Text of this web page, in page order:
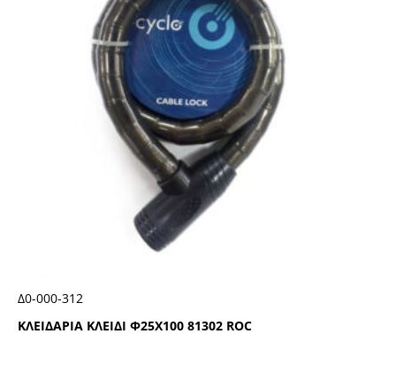
ΚΛΕΙΔΑΡΙΑ ΚΛΕΙΔΙ Φ25Χ100 81302 RΟC
Δ0-000-312